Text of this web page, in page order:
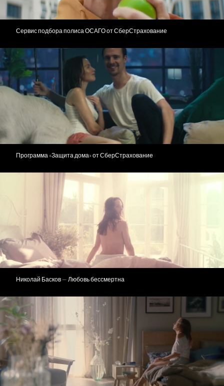
Сервис подбора полиса ОСАГО от СберСтрахование
Программа «Защита дома» от СберСтрахование
Николай Басков — Любовь бессмертна